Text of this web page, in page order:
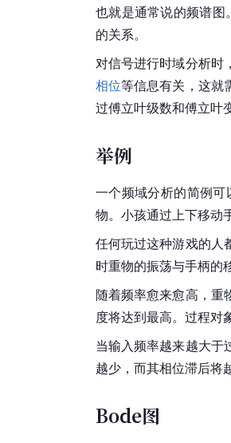
也就是通常说的频谱图
的关系。
对信号进行时域分析时
相位等信息有关，这就
过傅立叶级数和傅立叶
举例
一个频域分析的简例
物。小孩通过上下移动
任何玩过这种游戏的人
时重物的振荡与手柄的
随着频率愈来愈高，重
度将达到最高。过程对
当输入频率越来越大于
越少，而其相位滞后将
Bode图